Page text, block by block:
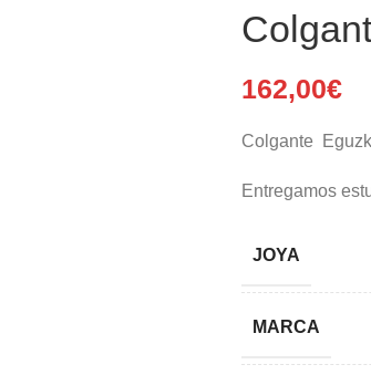
162,00€
Colgante
Entregamos
JOYA
MARCA